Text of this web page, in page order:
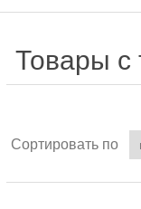
Товары с
Сортировать по